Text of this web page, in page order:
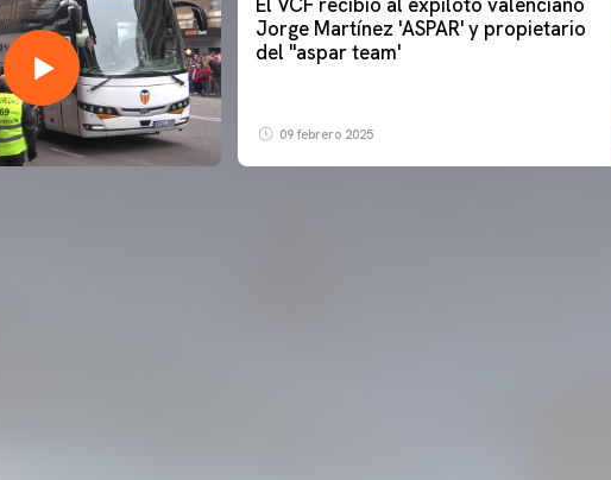
Jorge Martínez 'ASPAR' y propietario
del ''aspar team'
09 febrero 2025